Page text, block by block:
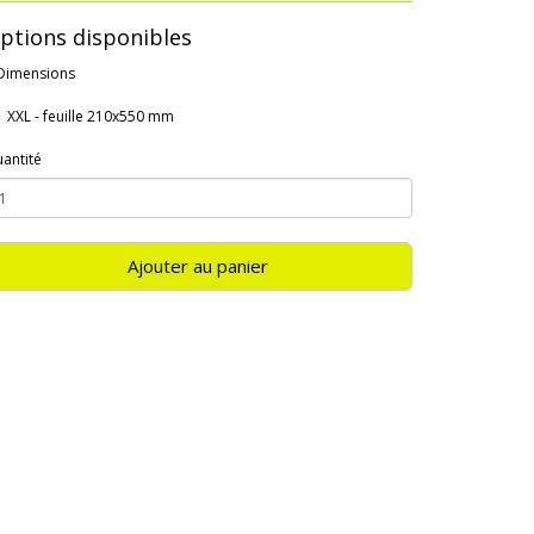
disponibles
XXL - feuille 210x550 mm
Ajouter au panier